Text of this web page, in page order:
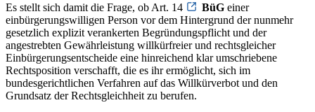
Es stellt sich damit die Frage, ob Art. 14
BüG einer
einbürgerungswilligen Person vor dem Hintergrund der nunmehr
gesetzlich explizit verankerten Begründungspflicht und der
angestrebten Gewährleistung willkürfreier und rechtsgleicher
Einbürgerungsentscheide eine hinreichend klar umschriebene
Rechtsposition verschafft, die es ihr ermöglicht, sich im
bundesgerichtlichen Verfahren auf das Willkürverbot und den
Grundsatz der Rechtsgleichheit zu berufen.